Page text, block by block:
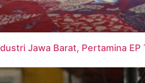
Jawa Barat, Pertamina EP